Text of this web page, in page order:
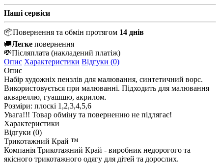
Наші сервіси
📦Повернення та обмін протягом 14 днів
🚚Легке повернення
💸Післяплата (накладений платіж)
Опис Характеристики Відгуки (0)
Опис
Набір художніх пензлів для малювання, синтетичний ворс.
Використовується при малюванні. Підходить для малювання
аквареллю, гуашшю, акрилом.
Розміри: плоскі 1,2,3,4,5,6
Увага!!! Товар обміну та поверненню не підлягає!
Характеристики
Відгуки (0)
Трикотажний Край ™
Компанія Трикотажний Край - виробник недорогого та
якісного трикотажного одягу для дітей та дорослих.